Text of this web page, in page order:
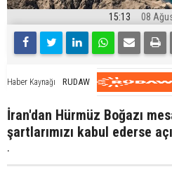
15:13 08
Haber Kaynağı RUDAW
İran'dan Hürmüz Boğazı
şartlarımızı kabul ederse
.